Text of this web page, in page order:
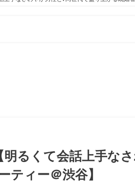
るくて会話上手な
ティー＠渋谷】